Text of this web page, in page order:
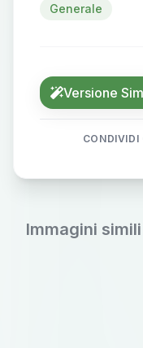
Generale
Versione
CONDIVIDI
Immagini simili